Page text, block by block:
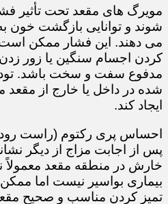
مویرگ های مقعد تحت تأثیر
شوند و توانایی بازگشت
می دهند. این فشار ممکن است
کردن اجسام سنگین یا زور
مدفوع سفت و سخت باشد.
شده در داخل یا خارج از مقعد
ایجاد کند.
احساس پری رکتوم (راست
پس از اجابت مزاج از دیگر
خارش در منطقه مقعد
بیماری بواسیر نیست اما
تمیز کردن مناسب و صحیح